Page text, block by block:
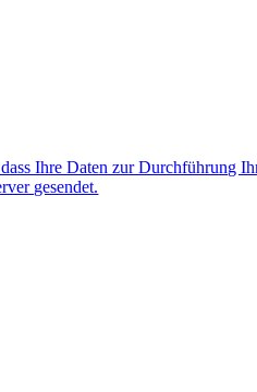
Ihre Daten zur Durchführung
gesendet.